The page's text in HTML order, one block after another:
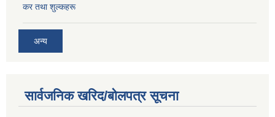
कर तथा शुल्कहरू
अन्य
सार्वजनिक खरिद/बोलपत्र सूचना